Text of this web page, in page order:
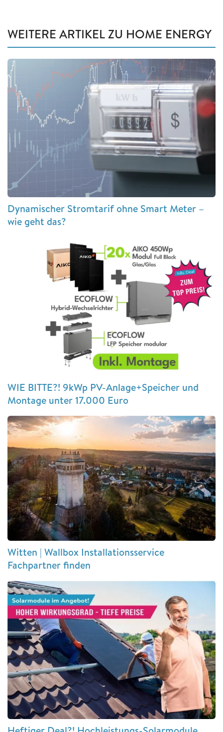
WEITERE ARTIKEL ZU HOME ENERGY
Dynamischer Stromtarif ohne Smart Meter –
wie geht das?
WIE BITTE?! 9kWp PV-Anlage+Speicher und
Montage unter 17.000 Euro
Witten | Wallbox Installationsservice
Fachpartner finden